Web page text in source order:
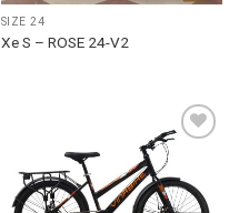
SIZE 24
Xe S – ROSE 24-V2
Add to
wishlist